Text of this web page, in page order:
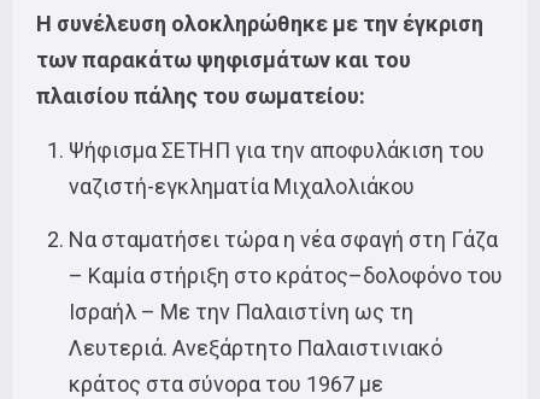
Η συνέλευση ολοκληρώθηκε με την έγκριση
των παρακάτω ψηφισμάτων και του
πλαισίου πάλης του σωματείου:
Ψήφισμα ΣΕΤΗΠ για την αποφυλάκιση του
ναζιστή-εγκληματία Μιχαλολιάκου
Να σταματήσει τώρα η νέα σφαγή στη Γάζα
– Καμία στήριξη στο κράτος–δολοφόνο του
Ισραήλ – Με την Παλαιστίνη ως τη
Λευτεριά. Ανεξάρτητο Παλαιστινιακό
κράτος στα σύνορα του 1967 με